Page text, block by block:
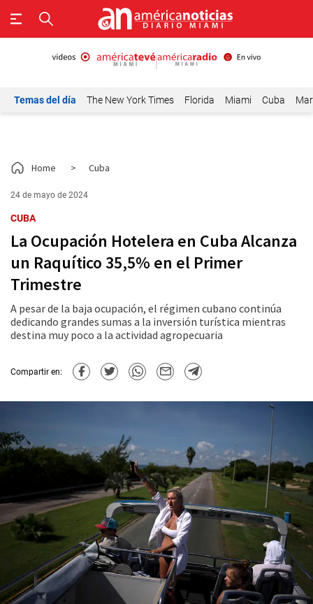
Temas del día The New York Times Florida Miami Cuba
Home > Cuba
24 de mayo de 2024
CUBA
La Ocupación Hotelera en Cuba Alcanza
un Raquítico 35,5% en el Primer
Trimestre
A pesar de la baja ocupación, el régimen cubano continúa
dedicando grandes sumas a la inversión turística mientras
destina muy poco a la actividad agropecuaria
Compartir en: